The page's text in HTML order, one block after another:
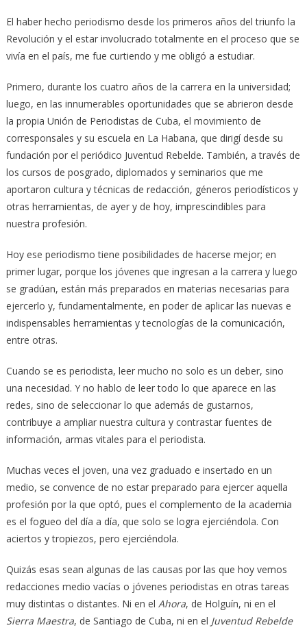
El haber hecho periodismo desde los primeros años del triunfo la
Revolución y el estar involucrado totalmente en el proceso que se
vivía en el país, me fue curtiendo y me obligó a estudiar.
Primero, durante los cuatro años de la carrera en la universidad;
luego, en las innumerables oportunidades que se abrieron desde
la propia Unión de Periodistas de Cuba, el movimiento de
corresponsales y su escuela en La Habana, que dirigí desde su
fundación por el periódico Juventud Rebelde. También, a través de
los cursos de posgrado, diplomados y seminarios que me
aportaron cultura y técnicas de redacción, géneros periodísticos y
otras herramientas, de ayer y de hoy, imprescindibles para
nuestra profesión.
Hoy ese periodismo tiene posibilidades de hacerse mejor; en
primer lugar, porque los jóvenes que ingresan a la carrera y luego
se gradúan, están más preparados en materias necesarias para
ejercerlo y, fundamentalmente, en poder de aplicar las nuevas e
indispensables herramientas y tecnologías de la comunicación,
entre otras.
Cuando se es periodista, leer mucho no solo es un deber, sino
una necesidad. Y no hablo de leer todo lo que aparece en las
redes, sino de seleccionar lo que además de gustarnos,
contribuye a ampliar nuestra cultura y contrastar fuentes de
información, armas vitales para el periodista.
Muchas veces el joven, una vez graduado e insertado en un
medio, se convence de no estar preparado para ejercer aquella
profesión por la que optó, pues el complemento de la academia
es el fogueo del día a día, que solo se logra ejerciéndola. Con
aciertos y tropiezos, pero ejerciéndola.
Quizás esas sean algunas de las causas por las que hoy vemos
redacciones medio vacías o jóvenes periodistas en otras tareas
muy distintas o distantes. Ni en el Ahora, de Holguín, ni en el
Sierra Maestra, de Santiago de Cuba, ni en el Juventud Rebelde